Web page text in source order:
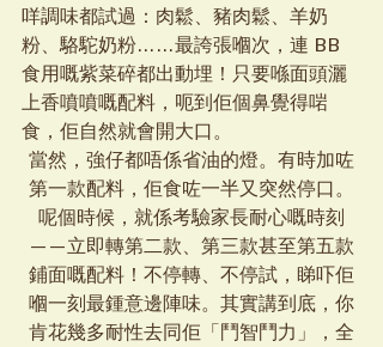
咩調味都試過：肉鬆、豬肉鬆、羊奶
粉、駱駝奶粉……最誇張嗰次，連 BB
食用嘅紫菜碎都出動埋！只要喺面頭灑
上香噴噴嘅配料，呃到佢個鼻覺得啱
食，佢自然就會開大口。
當然，強仔都唔係省油的燈。有時加咗
第一款配料，佢食咗一半又突然停口。
呢個時候，就係考驗家長耐心嘅時刻
——立即轉第二款、第三款甚至第五款
鋪面嘅配料！不停轉、不停試，睇吓佢
嗰一刻最鍾意邊陣味。其實講到底，你
肯花幾多耐性去同佢「鬥智鬥力」，全